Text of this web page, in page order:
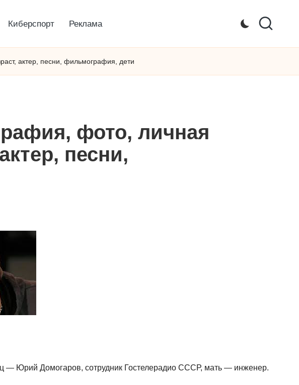
Киберспорт Реклама
актер, песни, фильмография, дети
фото, личная
песни,
— Юрий Домогаров, сотрудник Гостелерадио СССР, мать — инженер.